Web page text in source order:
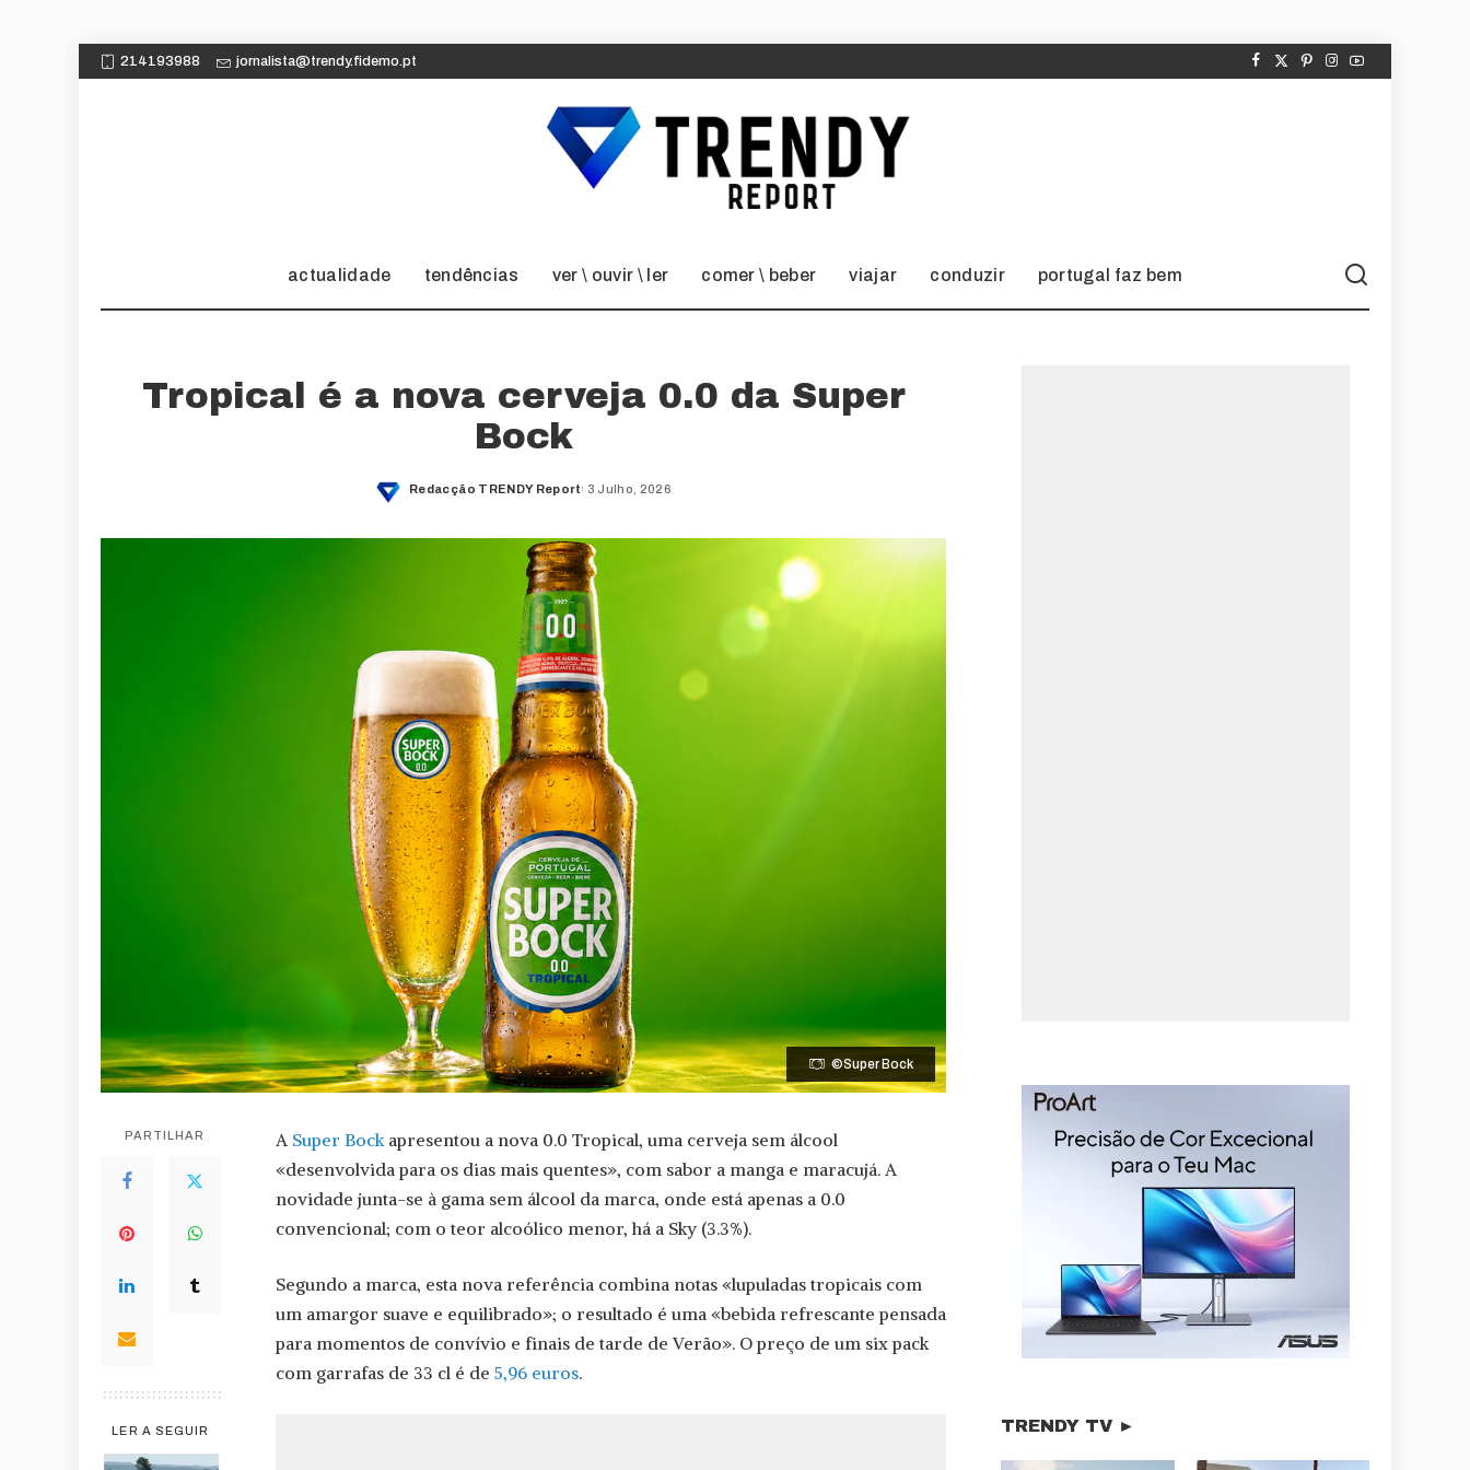
214193988 jornalista@trendy.fidemo.pt
actualidade tendências ver \ ouvir \ ler comer \ beber viajar conduzir portugal faz bem
Tropical é a nova cerveja 0.0 da Super
Bock
Posted
Redacção TRENDY Report 3 Julho, 2026
©Super Bock
PARTILHAR
LER A SEGUIR
A Super Bock apresentou a nova 0.0 Tropical, uma cerveja sem álcool
«desenvolvida para os dias mais quentes», com sabor a manga e maracujá. A
novidade junta-se à gama sem álcool da marca, onde está apenas a 0.0
convencional; com o teor alcoólico menor, há a Sky (3.3%).
Segundo a marca, esta nova referência combina notas «lupuladas tropicais com
um amargor suave e equilibrado»; o resultado é uma «bebida refrescante pensada
para momentos de convívio e finais de tarde de Verão». O preço de um six pack
com garrafas de 33 cl é de 5,96 euros.
TRENDY TV ►